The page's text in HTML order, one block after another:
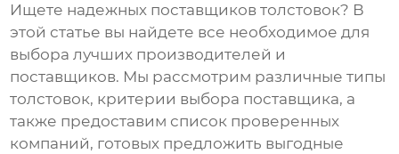
Ищете надежных поставщиков толстовок? В
этой статье вы найдете все необходимое для
выбора лучших производителей и
поставщиков. Мы рассмотрим различные типы
толстовок, критерии выбора поставщика, а
также предоставим список проверенных
компаний, готовых предложить выгодные